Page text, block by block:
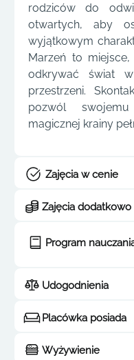
rodziców do
otwartych, aby
wyjątkowym
Marzeń to
odkrywać świat
przestrzeni.
pozwól
magicznej krainy
Zajęcia w cenie
Zajęcia dodatkowo
Program
Udogodnienia
Placówka posiada
Wyżywienie